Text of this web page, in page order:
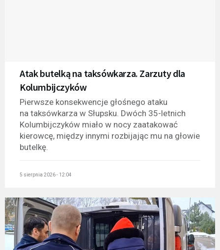
Atak butelką na taksówkarza. Zarzuty dla
Kolumbijczyków
Pierwsze konsekwencje głośnego ataku
na taksówkarza w Słupsku. Dwóch 35-letnich
Kolumbijczyków miało w nocy zaatakować
kierowcę, między innymi rozbijając mu na głowie
butelkę.
5 sierpnia 2026 - 12:04